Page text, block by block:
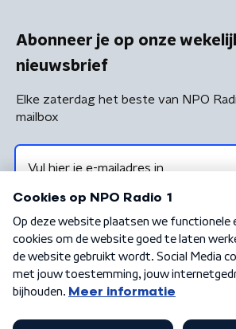
Abonneer je op onze
nieuwsbrief
Elke zaterdag het beste van NPO
mailbox
Algemene voorwaarden